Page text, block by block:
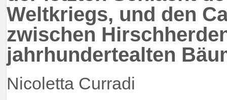
Weltkriegs, und den
zwischen
jahrhundertealten
Nicoletta Curradi